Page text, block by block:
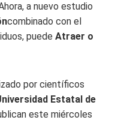
a nuevo estudio
combinado con el
puede Atraer o
por científicos
Estatal de
este miércoles